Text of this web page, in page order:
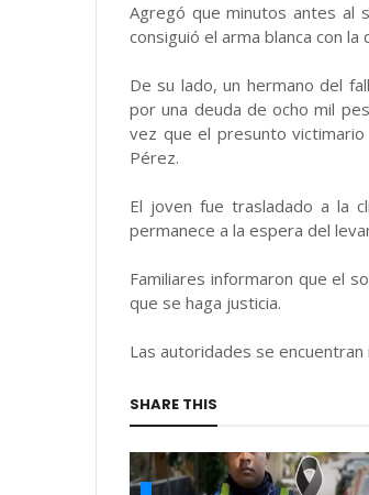
Agregó que minutos antes al
consiguió el arma blanca con
De su lado, un hermano del
por una deuda de ocho mil
vez que el presunto
Pérez.
El joven fue trasladado a la
permanece a la espera del
Familiares informaron que el
que se haga justicia.
Las autoridades se
SHARE THIS